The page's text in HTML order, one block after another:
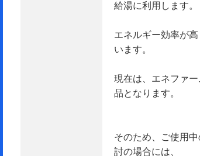
給湯に利用します。
エネルギー効率が
います。
現在は、エネファ
品となります。
そのため、ご使用
討の場合には、